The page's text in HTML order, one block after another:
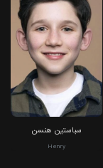
سباستین هنسن
Henry